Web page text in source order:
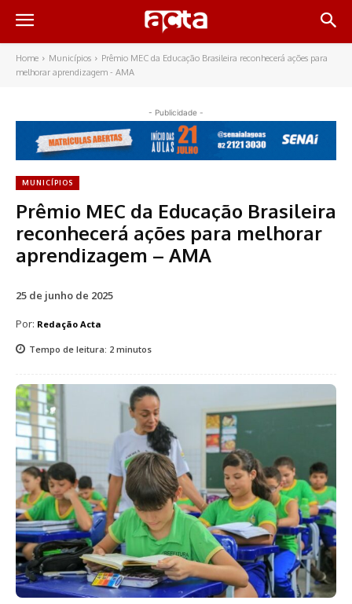
Home Municípios
Prêmio MEC da Educação Brasileira reconhecerá ações para
melhorar aprendizagem - AMA
- Publicidade -
MUNICÍPIOS
Prêmio MEC da Educação Brasileira
reconhecerá ações para melhorar
aprendizagem – AMA
25 de junho de 2025
Por: Redação Acta
Tempo de leitura: 2 minutos